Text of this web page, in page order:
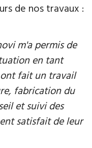
de nos travaux :
m'a permis de
en tant
fait un travail
fabrication du
et suivi des
satisfait de leur